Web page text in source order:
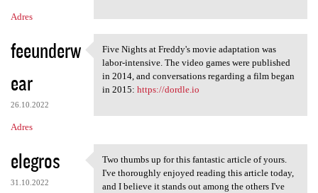
Adres
feeunderw
ear
26.10.2022
Adres
Five Nights at Freddy's movie
Five Nights at Freddy's movie adaptation was
labor-intensive. The video games were published
in 2014, and conversations regarding a film began
in 2015: https://dordle.io
elegros
31.10.2022
Two thumbs up for this
Two thumbs up for this fantastic article of yours.
I've thoroughly enjoyed reading this article today,
and I believe it stands out among the others I've